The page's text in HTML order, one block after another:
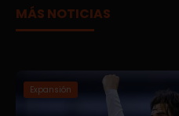
MÁS NOTICIAS
Expansión